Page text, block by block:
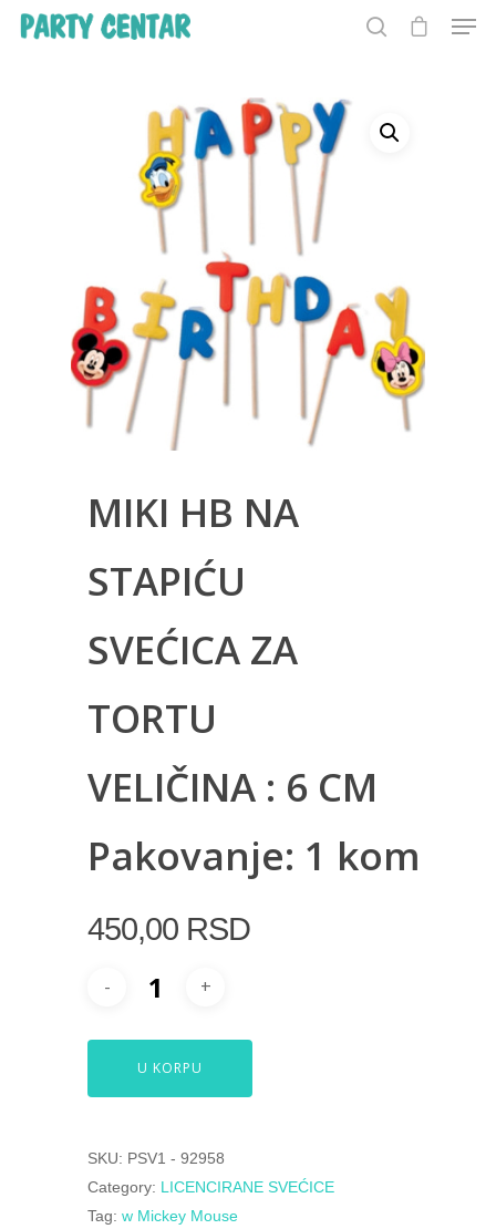
Hit enter to search or ESC to close
MIKI HB NA
STAPIĆU
SVEĆICA ZA
TORTU
VELIČINA : 6 CM
Pakovanje: 1 kom
450,00 RSD
U KORPU
SKU: PSV1 - 92958
Category: LICENCIRANE SVEĆICE
Tag: w Mickey Mouse